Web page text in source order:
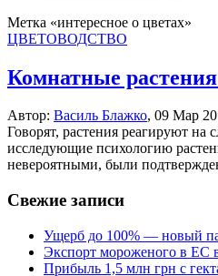
Метка «интересное о цветах»
ЦВЕТОВОДСТВО
Комнатные
Автор: Василь Блажко, 09 Мар
Говорят, растения реагируют на
исследующие психологию
невероятными, были
Свежие записи
Ущерб до 100% — новый
Экспорт мороженого в ЕС
Прибыль 1,5 млн грн с